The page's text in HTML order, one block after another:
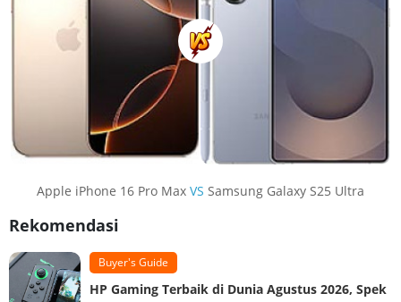
Apple iPhone 16 Pro Max VS Samsung Galaxy S25 Ultra
Rekomendasi
Buyer's Guide
HP Gaming Terbaik di Dunia Agustus 2026, Spek